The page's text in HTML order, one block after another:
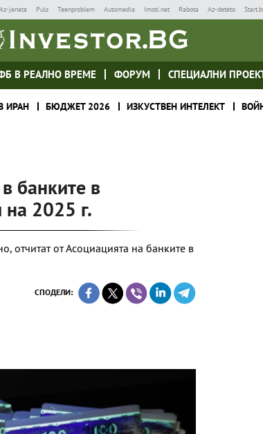
Az-jenata Puls Teenproblem Automedia Imoti.net Rabota Az-deteto
В РЕАЛНО ВРЕМЕ ФОРУМ СПЕЦИАЛНИ
ИРАН БЮДЖЕТ 2026 ИЗКУСТВЕН ИНТЕЛЕКТ
банките в
2025 г.
отчитат от Асоциацията на банките в
СПОДЕЛИ: